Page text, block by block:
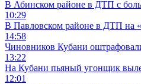
В Абинском районе в ДТП с
10:29
В Павловском районе в ДТП на
14:58
Чиновников Кубани
13:22
На Кубани пьяный угонщик
12:01